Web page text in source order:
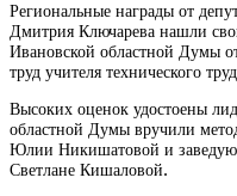
Региональные награды от
Дмитрия Ключарева нашли
Ивановской областной Думы
труд учителя технического
Высоких оценок удостоены
областной Думы вручили
Юлии Никишатовой и
Светлане Кишаловой.